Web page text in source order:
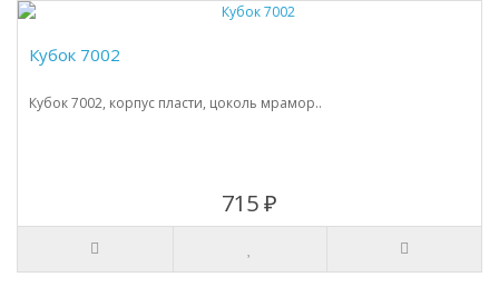
Кубок 7002
Кубок 7002, корпус пласти, цоколь мрамор..
715 ₽